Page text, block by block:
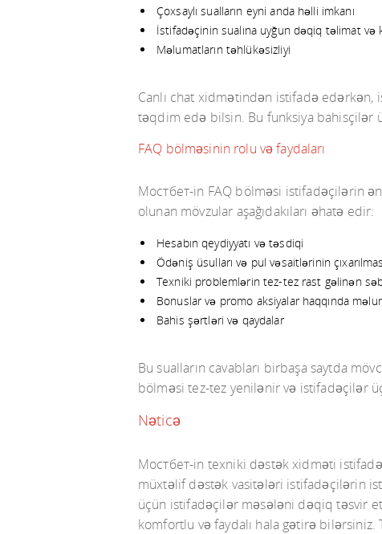
Çoxsaylı sualların eyni anda həlli imkanı
İstifadəçinin sualına uyğun dəqiq təlimat və
Məlumatların təhlükəsizliyi
Canlı chat xidmətindən istifadə edərkən,
təqdim edə bilsin. Bu funksiya
FAQ bölməsinin rolu və faydaları
Мостбет-in FAQ bölməsi istifadəçilərin ən
olunan mövzular aşağıdakıları əhatə edir:
Hesabın qeydiyyatı və təsdiqi
Ödəniş üsulları və pul vəsaitlərinin
Texniki problemlərin tez-tez rast gəlinən
Bonuslar və promo aksiyalar haqqında
Bahis şərtləri və qaydalar
Bu sualların cavabları birbaşa saytda
bölməsi tez-tez yenilənir və istifadəçilər
Nəticə
Мостбет-in texniki dəstək xidməti
müxtəlif dəstək vasitələri istifadəçilərin
üçün istifadəçilər məsələni dəqiq təsvir
komfortlu və faydalı hala gətirə bilərsiniz.